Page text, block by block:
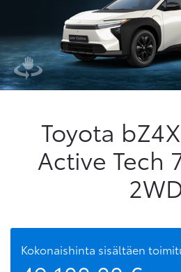
Toyota
Active Tech
Kokonaishinta sisältäen